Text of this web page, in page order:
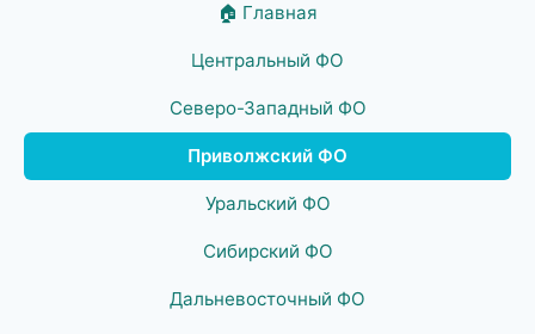
🏠 Главная
Центральный ФО
Северо-Западный ФО
Приволжский ФО
Уральский ФО
Сибирский ФО
Дальневосточный ФО